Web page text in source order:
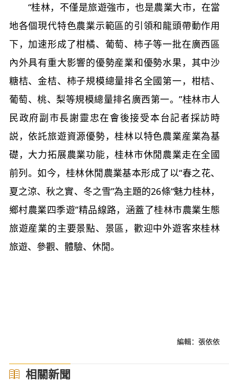
“桂林，不僅是旅遊強市，也是農業大市，在當
地各個現代特色農業示範區的引領和龍頭帶動作用
下，加速形成了柑橘、葡萄、柿子等一批在廣西區
內外具有重大影響的優勢産業和優勢水果，其中沙
糖桔、金桔、柿子規模總量排名全國第一，柑桔、
葡萄、桃、梨等規模總量排名廣西第一。”桂林市人
民政府副市長謝靈忠在會後接受本台記者採訪時
説，依託旅遊資源優勢，桂林以特色農業産業為基
礎，大力拓展農業功能，桂林市休閒農業走在全國
前列。如今，桂林休閒農業基本形成了以“春之花、
夏之涼、秋之實、冬之雪”為主題的26條“魅力桂林，
鄉村農業四季遊”精品線路，涵蓋了桂林市農業生態
旅遊産業的主要景點、景區，歡迎中外遊客來桂林
旅遊、參觀、體驗、休閒。
編輯：張依依
相關新聞